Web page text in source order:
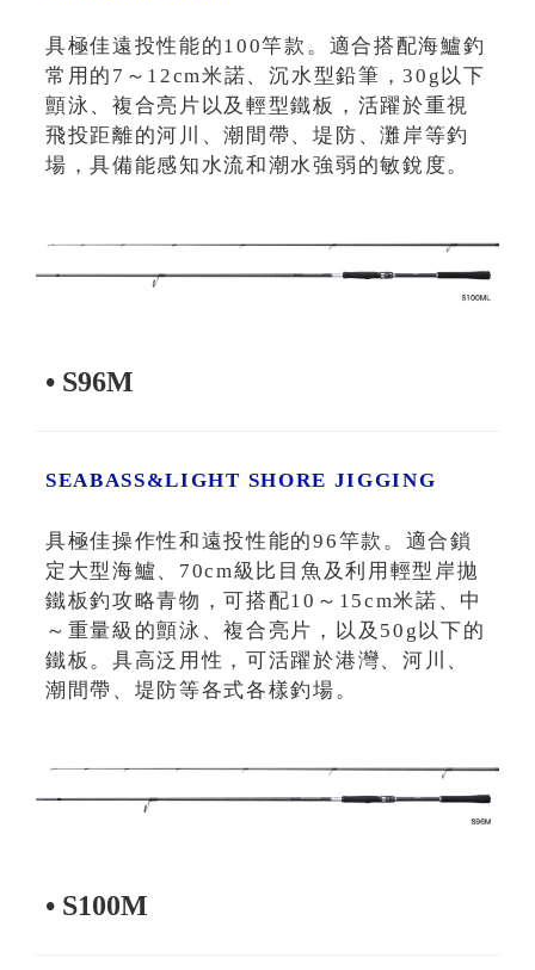
具極佳遠投性能的100竿款。適合搭配海鱸釣
常用的7～12cm米諾、沉水型鉛筆，30g以下
顫泳、複合亮片以及輕型鐵板，活躍於重視
飛投距離的河川、潮間帶、堤防、灘岸等釣
場，具備能感知水流和潮水強弱的敏銳度。
• S96M
SEABASS&LIGHT SHORE JIGGING
具極佳操作性和遠投性能的96竿款。適合鎖
定大型海鱸、70cm級比目魚及利用輕型岸拋
鐵板釣攻略青物，可搭配10～15cm米諾、中
～重量級的顫泳、複合亮片，以及50g以下的
鐵板。具高泛用性，可活躍於港灣、河川、
潮間帶、堤防等各式各樣釣場。
• S100M